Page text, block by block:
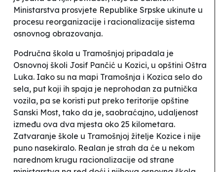
Ministarstva prosvjete Republike Srpske ukinute u
procesu reorganizacije i racionalizacije sistema
osnovnog obrazovanja.
Područna škola u Tramošnjoj pripadala je
Osnovnoj školi Josif Pančić u Kozici, u opštini Oštra
Luka. Iako su na mapi Tramošnja i Kozica selo do
sela, put koji ih spaja je neprohodan za putnička
vozila, pa se koristi put preko teritorije opštine
Sanski Most, tako da je, saobraćajno, udaljenost
između ova dva mjesta oko 25 kilometara.
Zatvaranje škole u Tramošnjoj žitelje Kozice i nije
puno nasekiralo. Realan je strah da će u nekom
narednom krugu racionalizacije od strane